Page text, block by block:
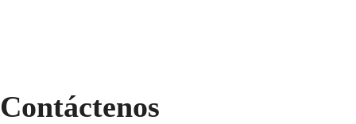
Contáctenos